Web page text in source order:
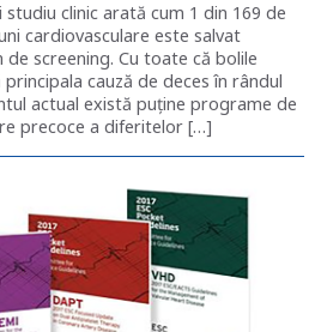
clinic arată cum 1 din 169 de
cardiovasculare este salvat
screening. Cu toate că bolile
cauză de deces în rândul
actual există puține programe de
precoce a diferitelor […]